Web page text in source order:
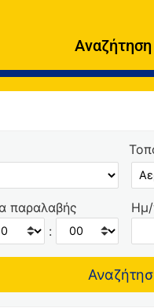
Αναζήτηση
παραλαβής
:
Ημ/